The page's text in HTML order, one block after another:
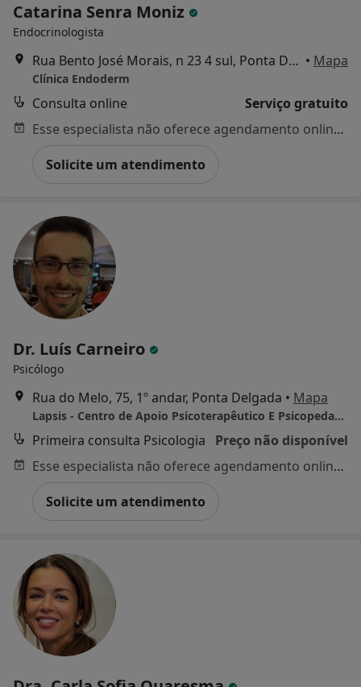
Catarina Senra Moniz
Endocrinologista
Rua Bento José Morais, n 23 4 sul, Ponta Delgada • Mapa
Clínica Endoderm
Consulta online
Serviço gratuito
Esse especialista não oferece agendamento online para esse endereço.
Solicite um atendimento
Dr. Luís Carneiro
Psicólogo
Rua do Melo, 75, 1º andar, Ponta Delgada • Mapa
Lapsis - Centro de Apoio Psicoterapêutico E Psicopedagógico
Primeira consulta Psicologia
Preço não disponível
Esse especialista não oferece agendamento online para esse endereço.
Solicite um atendimento